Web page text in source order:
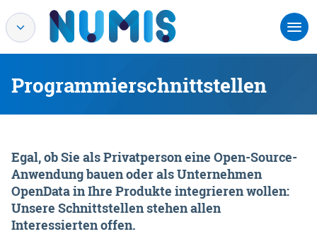
Programmierschnittstellen
Egal, ob Sie als Privatperson eine Open-Source-
Anwendung bauen oder als Unternehmen
OpenData in Ihre Produkte integrieren wollen:
Unsere Schnittstellen stehen allen
Interessierten offen.